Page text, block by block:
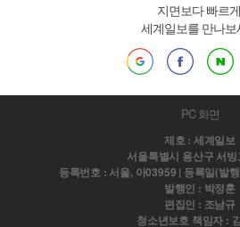
지면보다 빠르
세계일보를 만나보
PC 화면
제호 : 세계일보
서울특별시 용산구 서
등록번호 : 서울, 아03959 | 등록일(발
발행인 : 박정훈
편집인 : 조남규
청소년보호 책임자 :